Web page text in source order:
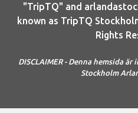
"TripTQ" and
known as TripTQ
Rights
DISCLAIMER - Denna hemsida
Stockholm